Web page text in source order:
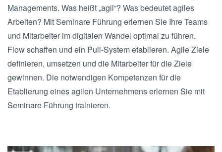
Managements. Was heißt „agil“? Was bedeutet agiles
Arbeiten? Mit Seminare Führung erlernen Sie Ihre Teams
und Mitarbeiter im digitalen Wandel optimal zu führen.
Flow schaffen und ein Pull-System etablieren. Agile Ziele
definieren, umsetzen und die Mitarbeiter für die Ziele
gewinnen. Die notwendigen Kompetenzen für die
Etablierung eines agilen Unternehmens erlernen Sie mit
Seminare Führung trainieren.